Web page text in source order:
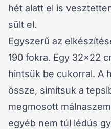
hét alatt el is
sült el.
Egyszerű az
190 fokra. Egy 32×22
hintsük be cukorral. A
össze, simítsuk a
megmosott
egyéb nem túl lédús